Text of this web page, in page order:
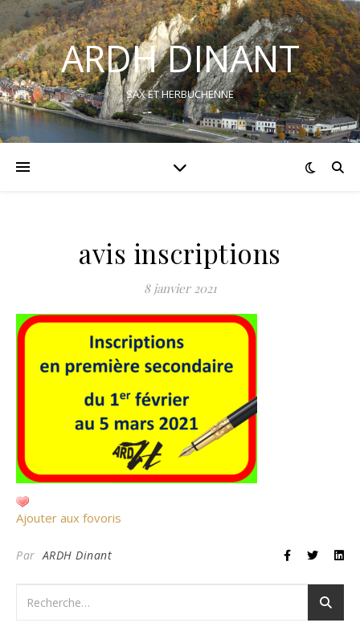
ARDH DINANT
SAX ET HERBUCHENNE
avis inscriptions
8 janvier 2021
Ajouter aux fovoris
ParARDH Dinant